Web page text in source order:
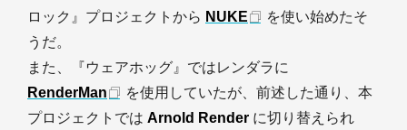
ロック』プロジェクトから NUKE
を使い始めたそ
うだ。
また、『ウェアホッグ』ではレンダラに
RenderMan
を使用していたが、前述した通り、本
プロジェクトでは Arnold Render に切り替えられ